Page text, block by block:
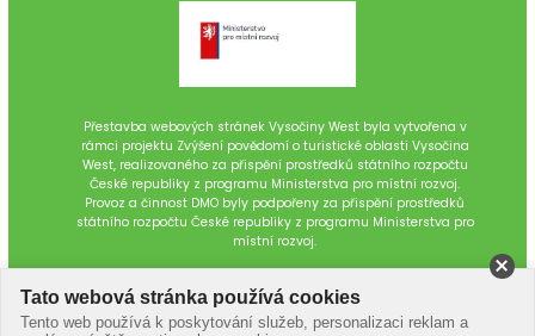
Přestavba webových stránek Vysočiny West byla vytvořena v
rámci projektu Zvýšení povědomí o turistické oblasti Vysočina
West, realizovaného za přispění prostředků státního rozpočtu
České republiky z programu Ministerstva pro místní rozvoj.
Provoz a činnost DMO byly podpořeny za přispění prostředků
státního rozpočtu České republiky z programu Ministerstva pro
místní rozvoj.
Tato webová stránka používá cookies
Tento web používá k poskytování služeb, personalizaci reklam a